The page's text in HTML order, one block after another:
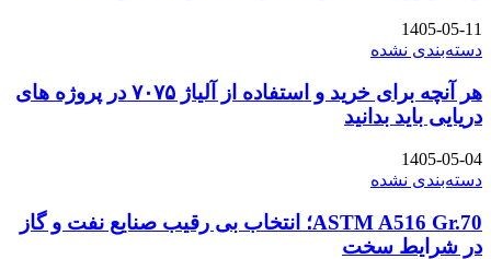
1405-05-11
دسته‌بندی نشده
هر آنچه برای خرید و استفاده از آلیاژ ۷۰۷۵ در پروژه های
دریایی باید بدانید
1405-05-04
دسته‌بندی نشده
ASTM A516 Gr.70؛ انتخاب بی رقیب صنایع نفت و گاز
در شرایط سخت